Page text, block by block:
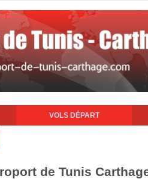
VOLS DÉPART
de Tunis